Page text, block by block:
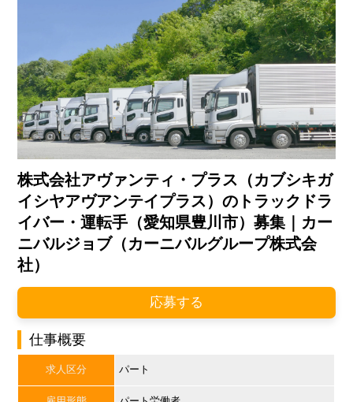
株式会社アヴァンティ・プラス（カブシキガ
イシヤアヴアンテイプラス）のトラックドラ
イバー・運転手（愛知県豊川市）募集｜カー
ニバルジョブ（カーニバルグループ株式会
社）
応募する
仕事概要
求人区分 パート